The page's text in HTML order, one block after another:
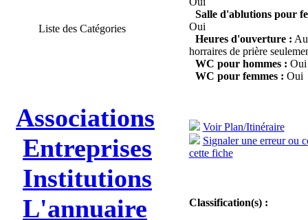
Liste des Catégories
Associations
Entreprises
Institutions
L'annuaire
Salle d'ablutions pour
Oui
Heures d'ouverture :
horraires de prière
WC pour hommes : Oui
WC pour femmes : Oui
Voir Plan/Itinéraire
Signaler une erreur ou
cette fiche
Classification(s) :